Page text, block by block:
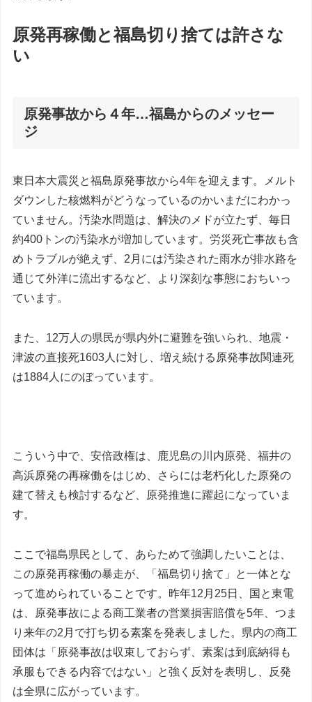
原発再稼働と福島切り捨ては許さな
い
原発事故から４年…福島からのメッセー
ジ
東日本大震災と福島原発事故から4年を迎えます。メルト
ダウンした核燃料がどうなっているのかいまだにわかっ
ていません。汚染水問題は、解決のメドが立たず、毎日
約400トンの汚染水が増加しています。労災死亡事故も含
めトラブルが絶えず、2月には汚染された雨水が排水路を
通じて外洋に流出するなど、より深刻な事態におちいっ
ています。
また、12万人の県民が県内外に避難を強いられ、地震・
津波の直接死1603人に対し、増え続ける原発事故関連死
は1884人にのぼっています。
こういう中で、安倍政権は、鹿児島の川内原発、福井の
高浜原発の再稼働をはじめ、さらには老朽化した原発の
建て替えも検討するなど、原発推進に躍起になっていま
す。
ここで福島県民として、あらためて強調したいことは、
この原発再稼働の暴走が、「福島切り捨て」と一体とな
って進められていることです。昨年12月25日、国と東電
は、原発事故による商工業者の営業損害賠償を5年、つま
り来年の2月で打ち切る素案を発表しました。県内の商工
団体は「原発事故は収束しておらず、素案は到底納得も
承服もできる内容ではない」と強く反対を表明し、反発
は全県に広がっています。